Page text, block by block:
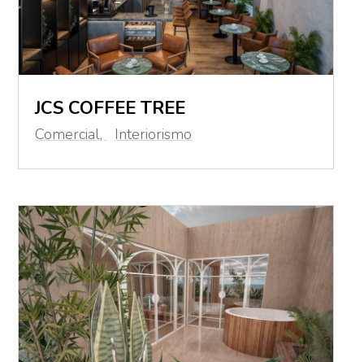
JCS COFFEE TREE
Comercial, Interiorismo